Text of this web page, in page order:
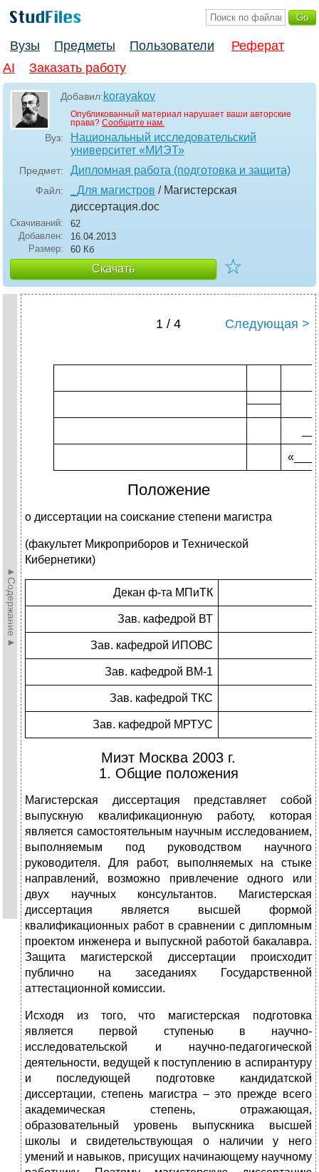
Вузы Предметы Пользователи
Реферат
AI
Заказать работу
Добавил:korayakov
Опубликованный материал нарушает ваши авторские
права? Сообщите нам.
Вуз:
Национальный исследовательский
университет «МИЭТ»
Предмет: Дипломная работа (подготовка и защита)
Файл: _Для магистров / Магистерская
диссертация.doc
Скачиваний:
62
Добавлен:
16.04.2013
Размер:
60 Кб
Скачать ☆
►Содержание►
1 / 4 Следующая >
Положение
о диссертации на соискание степени магистра
(факультет Микроприборов и Технической
Кибернетики)
Декан ф-та МПиТК
Зав. кафедрой ВТ
Зав. кафедрой ИПОВС
Зав. кафедрой ВМ-1
Зав. кафедрой ТКС
Зав. кафедрой МРТУС
Миэт Москва 2003 г.
1. Общие положения
Магистерская диссертация представляет собой
выпускную квалификационную работу, которая
является самостоятельным научным исследованием,
выполняемым под руководством научного
руководителя. Для работ, выполняемых на стыке
направлений, возможно привлечение одного или
двух научных консультантов. Магистерская
диссертация является высшей формой
квалификационных работ в сравнении с дипломным
проектом инженера и выпускной работой бакалавра.
Защита магистерской диссертации происходит
публично на заседаниях Государственной
аттестационной комиссии.
Исходя из того, что магистерская подготовка
является первой ступенью в научно-
исследовательской и научно-педагогической
деятельности, ведущей к поступлению в аспирантуру
и последующей подготовке кандидатской
диссертации, степень магистра – это прежде всего
академическая степень, отражающая,
образовательный уровень выпускника высшей
школы и свидетельствующая о наличии у него
умений и навыков, присущих начинающему научному